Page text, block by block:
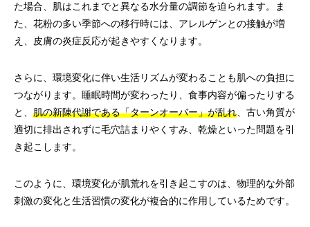
た場合、肌はこれまでと異なる水分量の調節を迫られます。ま
た、花粉の多い季節への移行時には、アレルゲンとの接触が増
え、皮膚の炎症反応が起きやすくなります。
さらに、環境変化に伴い生活リズムが変わることも肌への負担に
つながります。睡眠時間が変わったり、食事内容が偏ったりする
と、 肌の新陳代謝である「ターンオーバー」が乱れ 、古い角質が
適切に排出されずに毛穴詰まりやくすみ、乾燥といった問題を引
き起こします。
このように、環境変化が肌荒れを引き起こすのは、物理的な外部
刺激の変化と生活習慣の変化が複合的に作用しているためです。